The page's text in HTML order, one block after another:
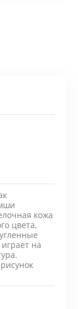
кожа
цвета,
на